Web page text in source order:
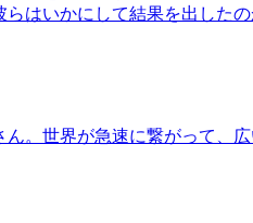
はいかにして結果を出した
。世界が急速に繋がって、